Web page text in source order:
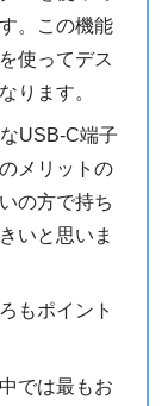
。この機能
使ってデス
ります。
USB-C端子
メリットの
の方で持ち
いと思いま
もポイント
では最もお